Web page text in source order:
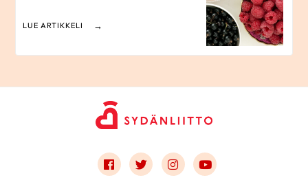
LUE ARTIKKELI
Link to facebook
Link to twitter
Link to instagram
Link to youtube